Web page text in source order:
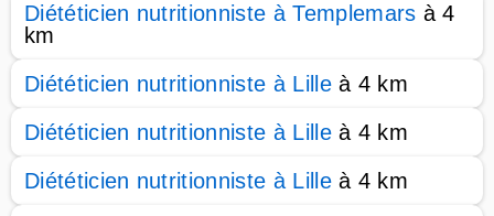
Diététicien nutritionniste à Templemars à 4
km
Diététicien nutritionniste à Lilleà 4 km
Diététicien nutritionniste à Lilleà 4 km
Diététicien nutritionniste à Lilleà 4 km